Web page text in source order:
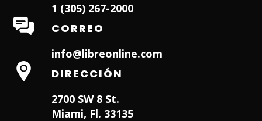
1 (305) 267-2000
CORREO
info@libreonline.com
DIRECCIÓN
2700 SW 8 St.
Miami, Fl. 33135